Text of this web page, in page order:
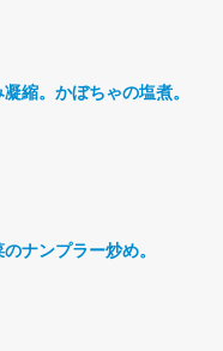
縮。かぼちゃの塩煮。
ナンプラー炒め。